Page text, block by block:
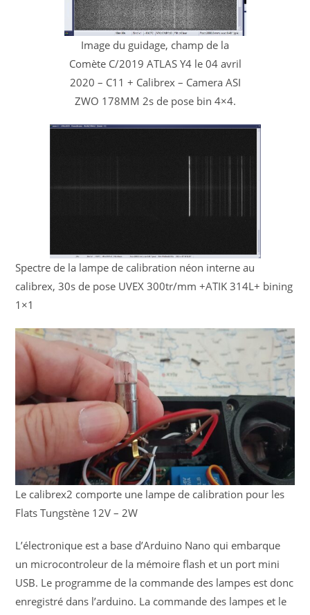
Image du guidage, champ de la
Comète C/2019 ATLAS Y4 le 04 avril
2020 – C11 + Calibrex – Camera ASI
ZWO 178MM 2s de pose bin 4×4.
Spectre de la lampe de calibration néon interne au
calibrex, 30s de pose UVEX 300tr/mm +ATIK 314L+ bining
1×1
Le calibrex2 comporte une lampe de calibration pour les
Flats Tungstène 12V – 2W
L’électronique est a base d’Arduino Nano qui embarque
un microcontroleur de la mémoire flash et un port mini
USB. Le programme de la commande des lampes est donc
enregistré dans l’arduino. La commande des lampes et le